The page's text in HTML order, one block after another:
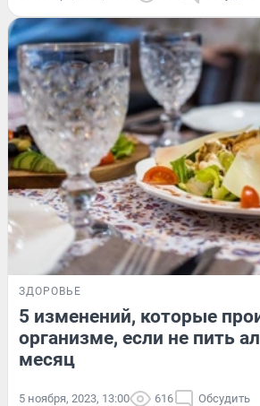
ЗДОРОВЬЕ
5 изменений, которые
организме, если не пить
месяц
5 ноября, 2023, 13:00 616 Обсудить